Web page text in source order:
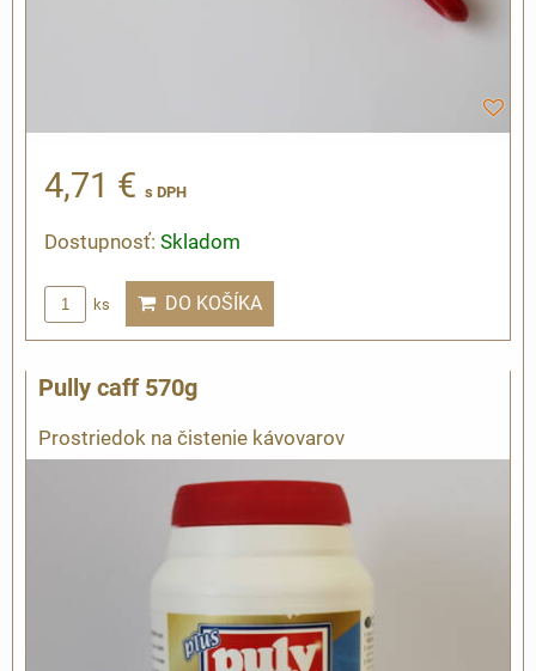
4,71 € s DPH
Dostupnosť: Skladom
ks DO KOŠÍKA
Pully caff 570g
Prostriedok na čistenie kávovarov